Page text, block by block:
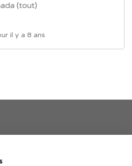
(tout)
il y a 8 ans
mon offre